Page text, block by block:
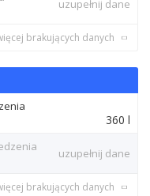
uzupełnij dane
brakujących danych
360 l
uzupełnij dane
brakujących danych